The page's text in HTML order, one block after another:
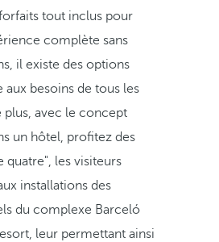
tout inclus pour
complète sans
il existe des options
besoins de tous les
plus, avec le concept
un hôtel, profitez des
quatre", les visiteurs
installations des
du complexe Barceló
leur permettant ainsi